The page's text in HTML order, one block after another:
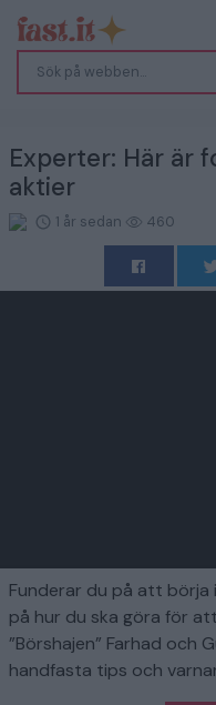
Experter: Här är
aktier
1 år sedan 460
Funderar du på att börja
på hur du ska göra för
”Börshajen” Farhad och
handfasta tips och